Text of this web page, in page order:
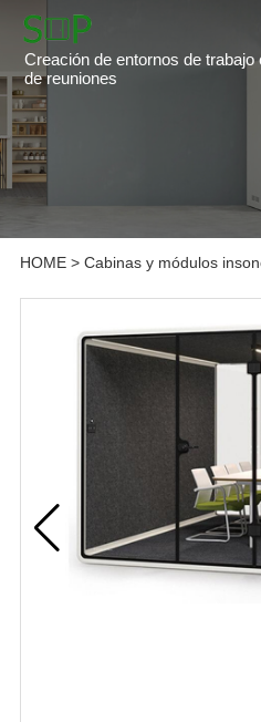
Creación de entornos de
de reuniones
HOME> Cabinas y módulos